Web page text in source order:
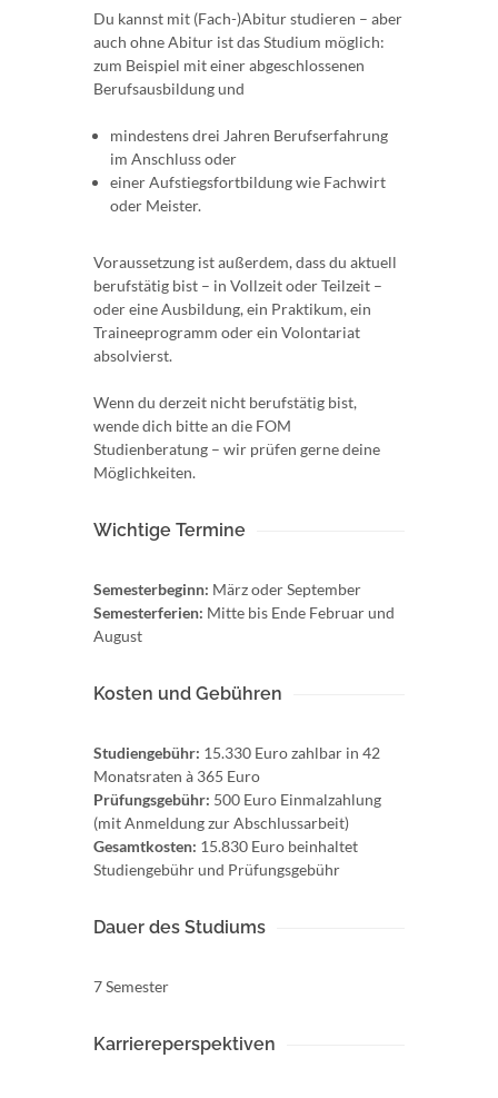
Du kannst mit (Fach-)Abitur studieren – aber
auch ohne Abitur ist das Studium möglich:
zum Beispiel mit einer abgeschlossenen
Berufsausbildung und
mindestens drei Jahren Berufserfahrung
im Anschluss oder
einer Aufstiegsfortbildung wie Fachwirt
oder Meister.
Voraussetzung ist außerdem, dass du aktuell
berufstätig bist – in Vollzeit oder Teilzeit –
oder eine Ausbildung, ein Praktikum, ein
Traineeprogramm oder ein Volontariat
absolvierst.
Wenn du derzeit nicht berufstätig bist,
wende dich bitte an die FOM
Studienberatung – wir prüfen gerne deine
Möglichkeiten.
Wichtige Termine
Semesterbeginn: März oder September
Semesterferien: Mitte bis Ende Februar und
August
Kosten und Gebühren
Studiengebühr: 15.330 Euro zahlbar in 42
Monatsraten à 365 Euro
Prüfungsgebühr: 500 Euro Einmalzahlung
(mit Anmeldung zur Abschlussarbeit)
Gesamtkosten: 15.830 Euro beinhaltet
Studiengebühr und Prüfungsgebühr
Dauer des Studiums
7 Semester
Karriereperspektiven